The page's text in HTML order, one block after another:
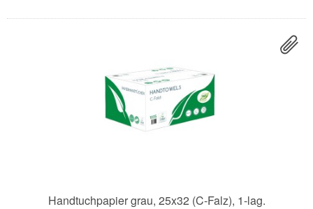
Handtuchpapier grau, 25x32 (C-Falz), 1-lag.